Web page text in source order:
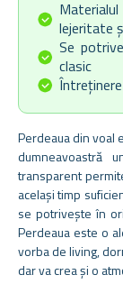
lejeritate
Se
clasic
Perdeaua din voal
dumneavoastră
transparent
același timp
se potrivește în
Perdeaua este o
vorba de living,
dar va crea și o